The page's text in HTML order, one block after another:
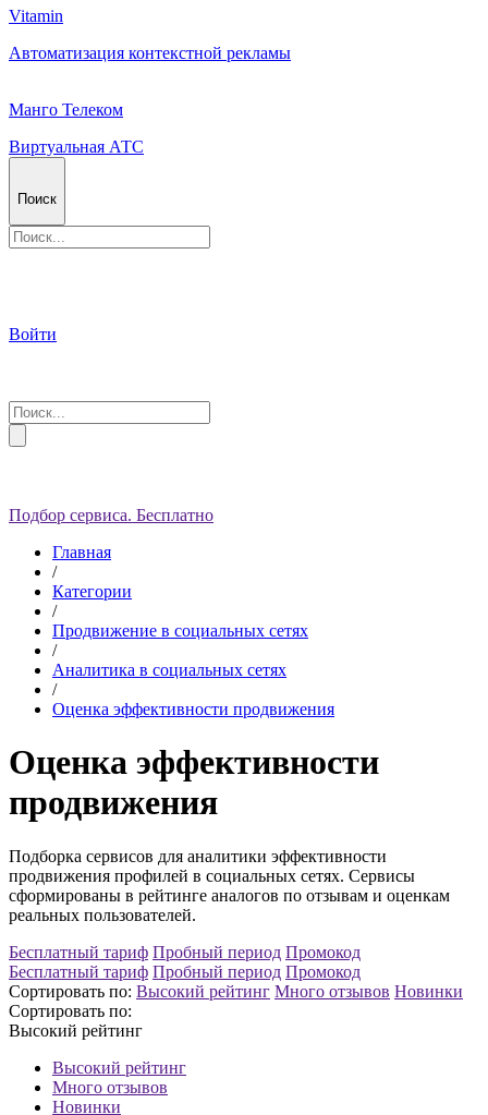
Vitamin
Автоматизация контекстной рекламы
Манго Телеком
Виртуальная АТС
Поиск
Войти
Подбор сервиса. Бесплатно
Главная
/
Категории
/
Продвижение в социальных сетях
/
Аналитика в социальных сетях
/
Оценка эффективности продвижения
Оценка эффективности
продвижения
Подборка сервисов для аналитики эффективности
продвижения профилей в социальных сетях. Сервисы
сформированы в рейтинге аналогов по отзывам и оценкам
реальных пользователей.
Бесплатный тариф Пробный период Промокод
Бесплатный тариф Пробный период Промокод
Сортировать по: Высокий рейтинг Много отзывов Новинки
Сортировать по:
Высокий рейтинг
Высокий рейтинг
Много отзывов
Новинки